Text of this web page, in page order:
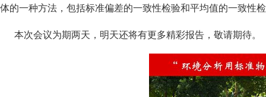
体的一种方法，包括标准偏差的一致性检验和平均值的一致性
本次会议为期两天，明天还将有更多精彩报告，敬请期待。